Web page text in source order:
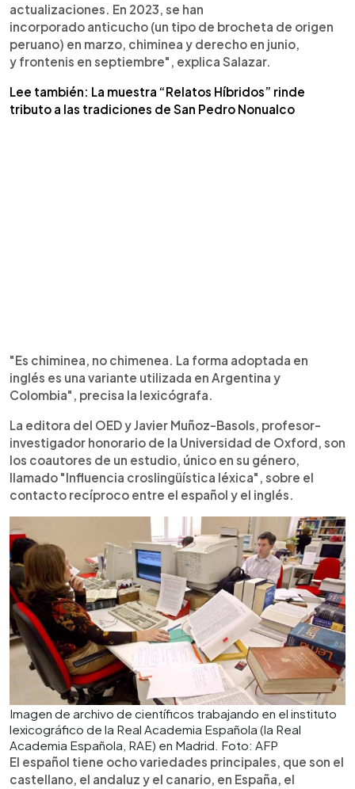
actualizaciones. En 2023, se han
incorporado anticucho (un tipo de brocheta de origen
peruano) en marzo, chiminea y derecho en junio,
y frontenis en septiembre", explica Salazar.
Lee también: La muestra “Relatos Híbridos” rinde
tributo a las tradiciones de San Pedro Nonualco
"Es chiminea, no chimenea. La forma adoptada en
inglés es una variante utilizada en Argentina y
Colombia", precisa la lexicógrafa.
La editora del OED y Javier Muñoz-Basols, profesor-
investigador honorario de la Universidad de Oxford, son
los coautores de un estudio, único en su género,
llamado "Influencia croslingüística léxica", sobre el
contacto recíproco entre el español y el inglés.
Imagen de archivo de científicos trabajando en el instituto
lexicográfico de la Real Academia Española (la Real
Academia Española, RAE) en Madrid. Foto: AFP
El español tiene ocho variedades principales, que son el
castellano, el andaluz y el canario, en España, el